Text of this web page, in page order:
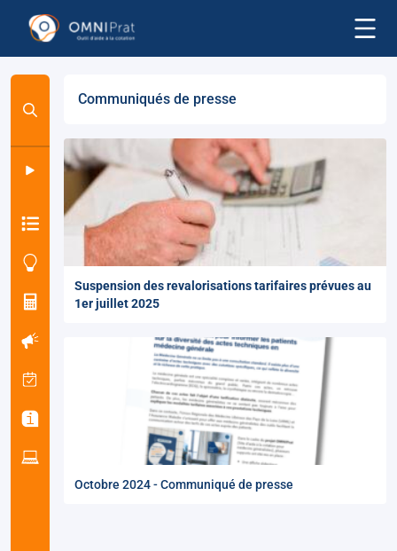
Communiqués de presse
Suspension des revalorisations tarifaires prévues au
1er juillet 2025
Octobre 2024 - Communiqué de presse